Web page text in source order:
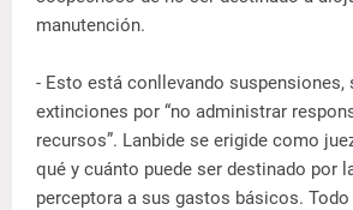
manutención.
- Esto está conllevando suspensiones,
extinciones por “no administrar
recursos”. Lanbide se erigide como
qué y cuánto puede ser destinado por
perceptora a sus gastos básicos.